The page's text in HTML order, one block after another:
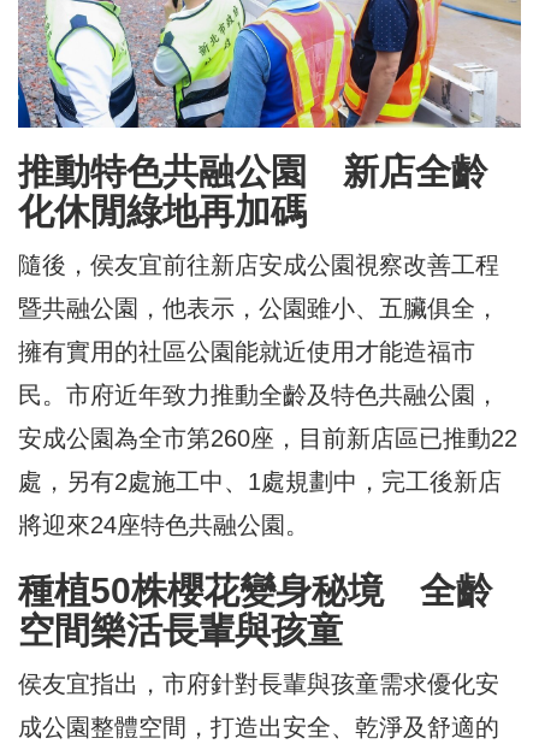
推動特色共融公園 新店全齡
化休閒綠地再加碼
隨後，侯友宜前往新店安成公園視察改善工程
暨共融公園，他表示，公園雖小、五臟俱全，
擁有實用的社區公園能就近使用才能造福市
民。市府近年致力推動全齡及特色共融公園，
安成公園為全市第260座，目前新店區已推動22
處，另有2處施工中、1處規劃中，完工後新店
將迎來24座特色共融公園。
種植50株櫻花變身秘境 全齡
空間樂活長輩與孩童
侯友宜指出，市府針對長輩與孩童需求優化安
成公園整體空間，打造出安全、乾淨及舒適的